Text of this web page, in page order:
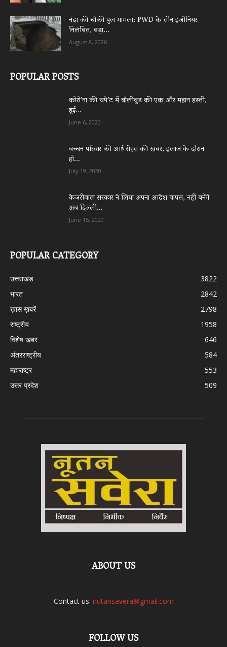
नंदा की चौकी पुल मामला: PWD के तीन इंजीनियर
निलंबित, बड़ा...
August 8, 2026
POPULAR POSTS
कोरो’ना की चपे’ट में बॉलीवुड की एक और महान हस्ती,
हुई...
June 6, 2020
बच्चन परिवार की आई सेहत की खबर, इलाज के दौरान
हो...
July 19, 2020
केजरीवाल सरकार ने लिया अपना आदेश वापस, नहीं बनेंगे
अब दिल्ली...
June 15, 2020
POPULAR CATEGORY
उत्तराखंड
3822
भारत
2842
ख़ास ख़बरें
2798
राष्ट्रीय
1958
विशेष खबर
646
अंतरराष्ट्रीय
584
महाराष्ट्र
553
उत्तर प्रदेश
509
ABOUT US
Contact us: nutansavera@gmail.com
FOLLOW US